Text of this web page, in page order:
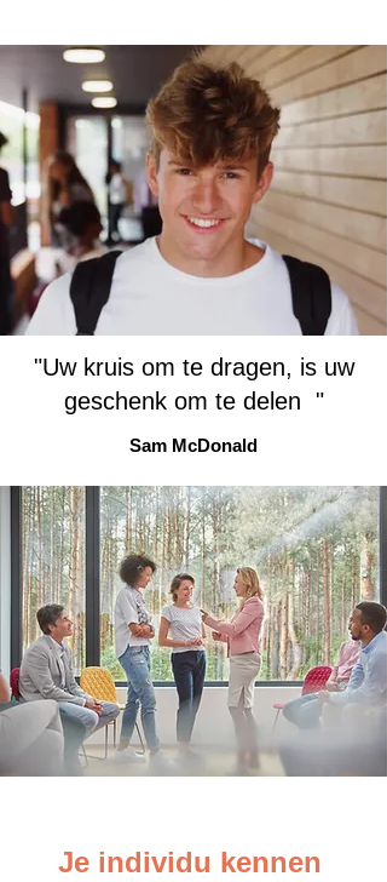
"Uw kruis om te dragen, is uw
geschenk om te delen "
Sam McDonald
Je individu kennen